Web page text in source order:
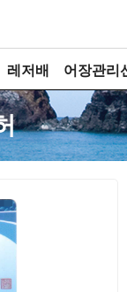
레저배 어장관리